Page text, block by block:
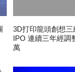
3D打印龍頭創想
IPO 連續三年經調
萬